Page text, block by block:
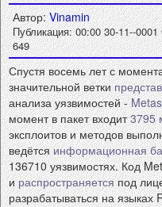
Автор:Vinamin
Публикация: 00:00 30-11--0001
649
Спустя восемь лет с
значительной ветки
анализа уязвимостей -
момент в пакет входит3795
эксплоитов и методов
ведётсяинформационная
136710 уязвимостях. Код
ираспространяетсяпод
разрабатываться на языках